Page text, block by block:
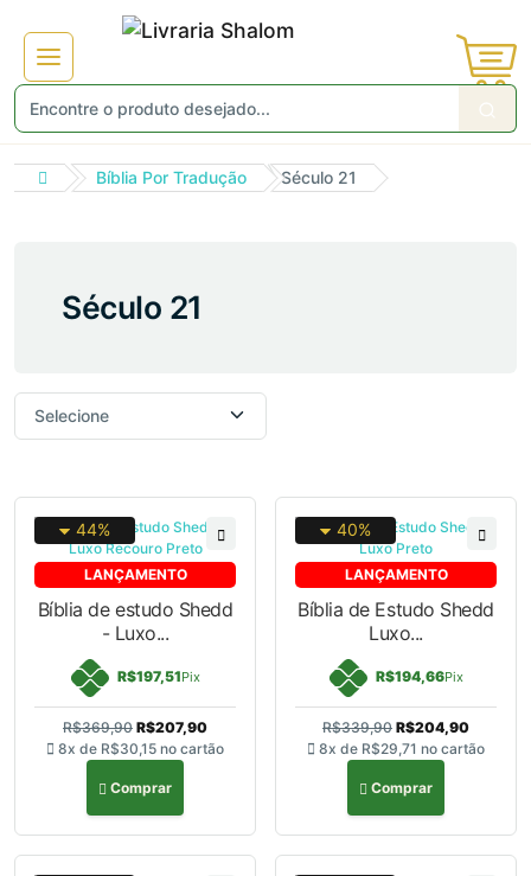
Bíblia Por Tradução Século 21
Século 21
LANÇAMENTO
44%
Bíblia de estudo Shedd
- Luxo...
R$197,51Pix
R$369,90 R$207,90
8x de R$30,15 no cartão
Comprar
LANÇAMENTO
40%
Bíblia de Estudo Shedd
Luxo...
R$194,66Pix
R$339,90 R$204,90
8x de R$29,71 no cartão
Comprar